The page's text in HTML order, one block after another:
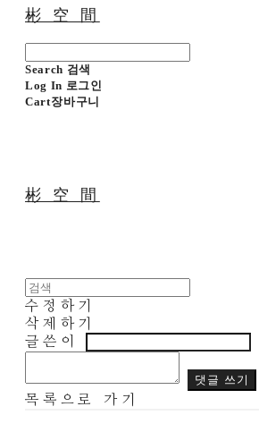
彬 空 間
Search 검색
Log In 로그인
Cart장바구니
彬 空 間
수정하기
삭제하기
글쓴이
댓글 쓰기
목록으로 가기